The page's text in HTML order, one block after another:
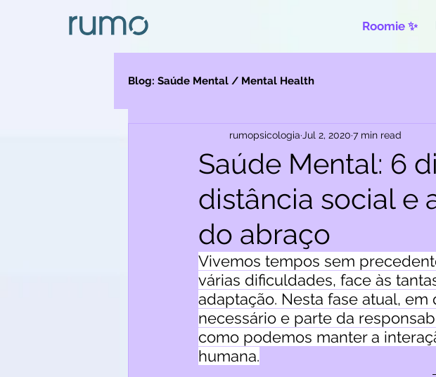
Roomie ✨
Blog: Saúde Mental / Mental Health
Saúde Mental: 6
distância social e
do abraço
rumopsicologia Jul 2, 2020 7 min read
Vivemos tempos sem
várias dificuldades, face às
adaptação. Nesta fase atual,
necessário e parte da
como podemos manter a
humana.